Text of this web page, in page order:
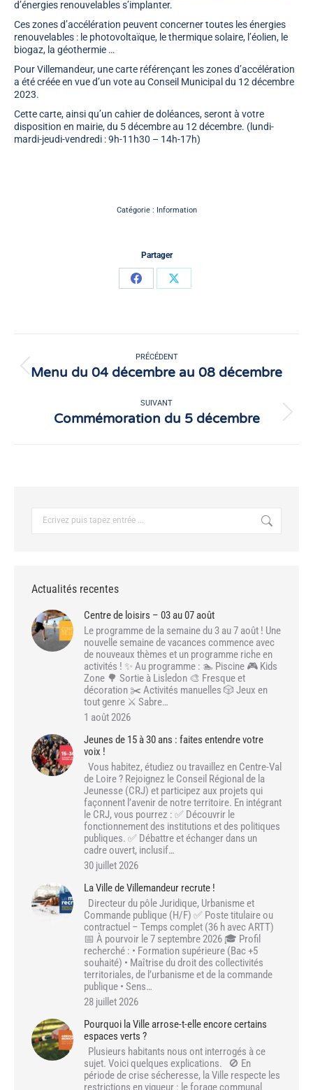
d’énergies renouvelables s’implanter.
Ces zones d’accélération peuvent concerner toutes les énergies
renouvelables : le photovoltaïque, le thermique solaire, l’éolien, le
biogaz, la géothermie …
Pour Villemandeur, une carte référençant les zones d’accélération
a été créée en vue d’un vote au Conseil Municipal du 12 décembre
2023.
Cette carte, ainsi qu’un cahier de doléances, seront à votre
disposition en mairie, du 5 décembre au 12 décembre. (lundi-
mardi-jeudi-vendredi : 9h-11h30 – 14h-17h)
Catégorie : Information
Partager
PartagerPartager
article
PRÉCÉDENT
Article
Menu du 04 décembre au 08 décembre
SUIVANT
Article
Commémoration du 5 décembre
Actualités recentes
Centre de loisirs – 03 au 07 août
Le programme de la semaine du 3 au 7 août ! Une
nouvelle semaine de vacances commence avec
de nouveaux thèmes et un programme riche en
activités ! ✨ Au programme : 🏊 Piscine 🎮 Kids
Zone 🌳 Sortie à Lisledon 🎨 Fresque et
décoration ✂️ Activités manuelles 🎲 Jeux en
tout genre ⚔️ Sabre…
1 août 2026
Jeunes de 15 à 30 ans : faites entendre votre
voix !
Vous habitez, étudiez ou travaillez en Centre-Val
de Loire ? Rejoignez le Conseil Régional de la
Jeunesse (CRJ) et participez aux projets qui
façonnent l’avenir de notre territoire. En intégrant
le CRJ, vous pourrez : ✅ Découvrir le
fonctionnement des institutions et des politiques
publiques. ✅ Débattre et échanger dans un
cadre ouvert, inclusif…
30 juillet 2026
La Ville de Villemandeur recrute !
Directeur du pôle Juridique, Urbanisme et
Commande publique (H/F) ✅ Poste titulaire ou
contractuel – Temps complet (36 h avec ARTT)
📅 À pourvoir le 7 septembre 2026 🎓 Profil
recherché : • Formation supérieure (Bac +5
souhaité) • Maîtrise du droit des collectivités
territoriales, de l’urbanisme et de la commande
publique • Sens…
28 juillet 2026
Pourquoi la Ville arrose-t-elle encore certains
espaces verts ?
Plusieurs habitants nous ont interrogés à ce
sujet. Voici quelques explications. 🚫 En
période de crise sécheresse, la Ville respecte les
restrictions en vigueur : le forage communal